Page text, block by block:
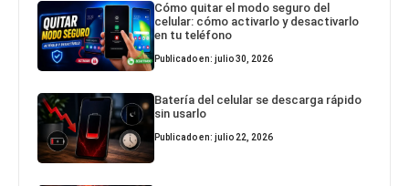
Cómo quitar el modo seguro del
celular: cómo activarlo y desactivarlo
en tu teléfono
Publicado en: julio 30, 2026
Batería del celular se descarga rápido
sin usarlo
Publicado en: julio 22, 2026